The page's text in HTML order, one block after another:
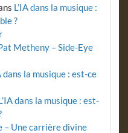
L’IA dans la musique :
?
Metheny – Side-Eye
dans la musique : est-ce
dans la musique : est-
– Une carrière divine